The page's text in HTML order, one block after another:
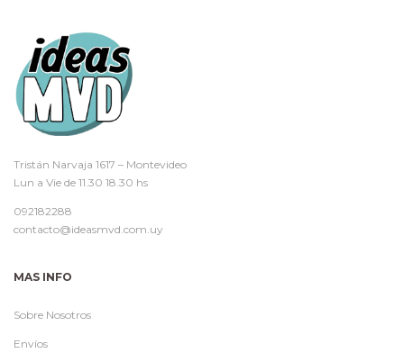
Tristán Narvaja 1617 – Montevideo
Lun a Vie de 11.30 18.30 hs
092182288
contacto@ideasmvd.com.uy
MAS INFO
Sobre Nosotros
Envíos